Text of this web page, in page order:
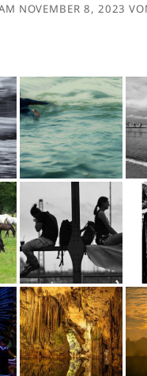
NOVEMBER 8, 2023